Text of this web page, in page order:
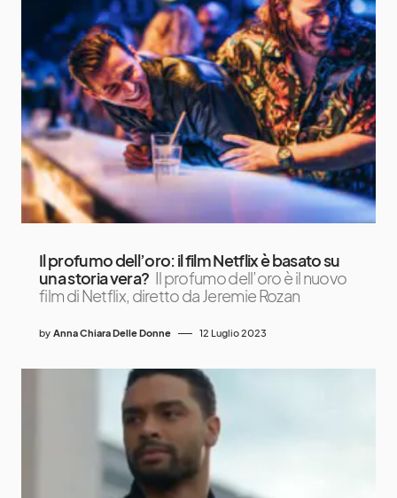
Il profumo dell’oro: il film Netflix è basato su
una storia vera? Il profumo dell’oro è il nuovo
film di Netflix, diretto da Jeremie Rozan
by Anna Chiara Delle Donne 12 Luglio 2023